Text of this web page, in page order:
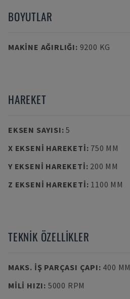
BOYUTLAR
MAKINE AĞIRLIĞI: 9200 KG
HAREKET
EKSEN SAYISI:5
X EKSENI HAREKETI: 750 MM
Y EKSENI HAREKETI: 200 MM
Z EKSENI HAREKETI: 1100 MM
TEKNIK ÖZELLIKLER
MAKS. İŞ PARÇASI ÇAPI: 400 MM
MILI HIZI: 5000 RPM